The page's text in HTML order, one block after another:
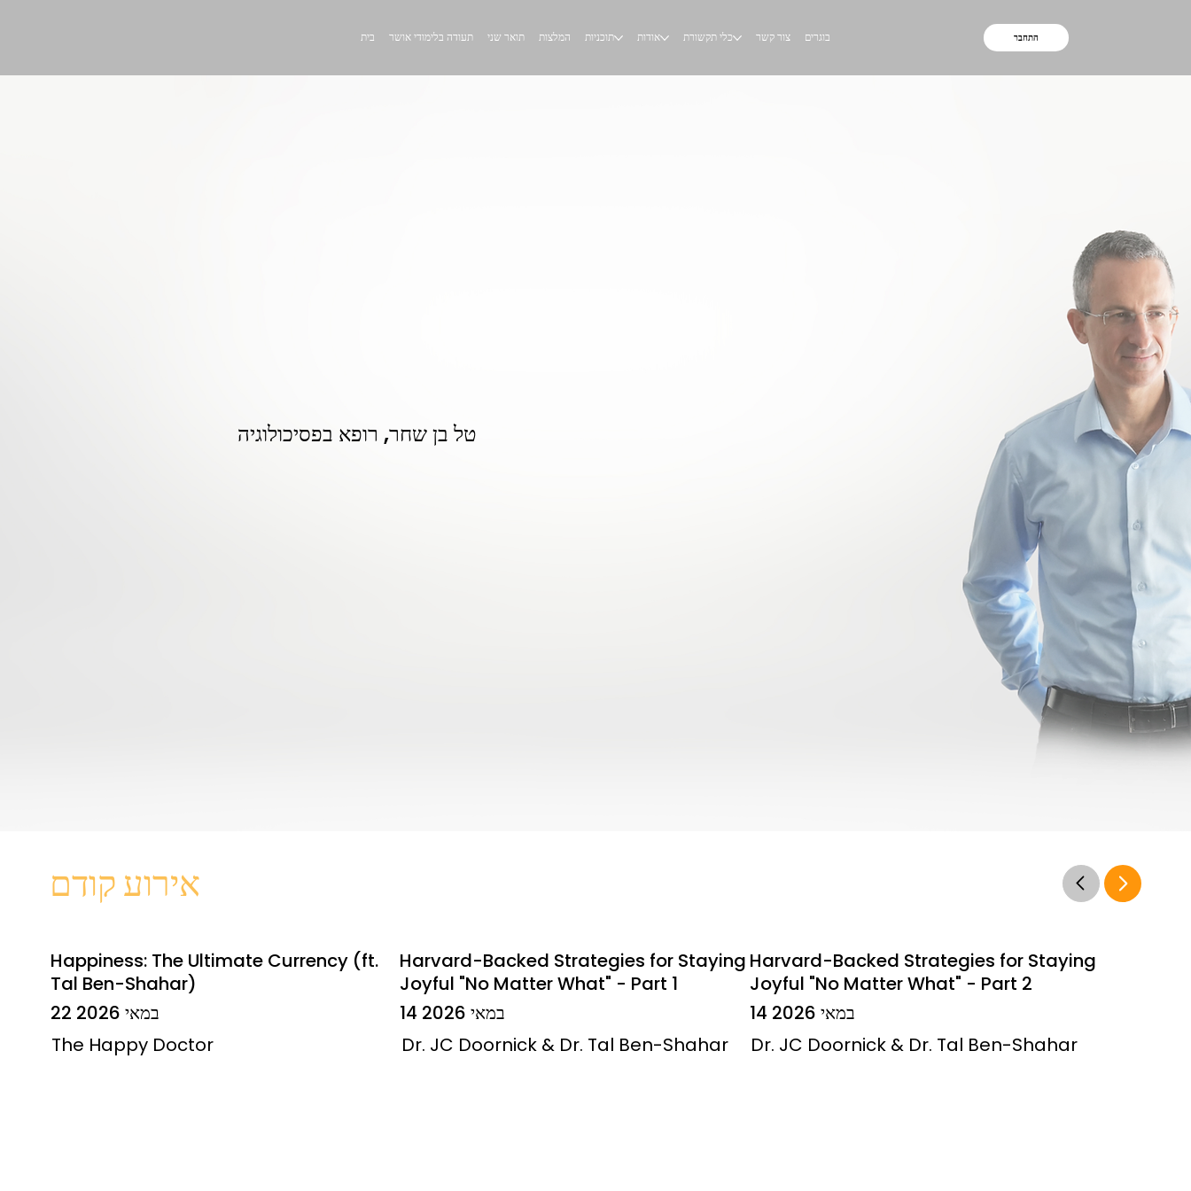
בית תעודה בלימודי אושר תואר שני המלצות תוכניות אודות כלי תקשורת צור קשר בוגרים התחבר
טל בן שחר, רופא בפסיכולוגיה
אירוע קודם
Happiness: The Ultimate Currency (ft.
Tal Ben-Shahar)
22 במאי 2026
The Happy Doctor
Harvard-Backed Strategies for Staying
Joyful "No Matter What" - Part 1
14 במאי 2026
Dr. JC Doornick & Dr. Tal Ben-Shahar
Harvard-Backed Strategies for Staying
Joyful "No Matter What" - Part 2
14 במאי 2026
Dr. JC Doornick & Dr. Tal Ben-Shahar